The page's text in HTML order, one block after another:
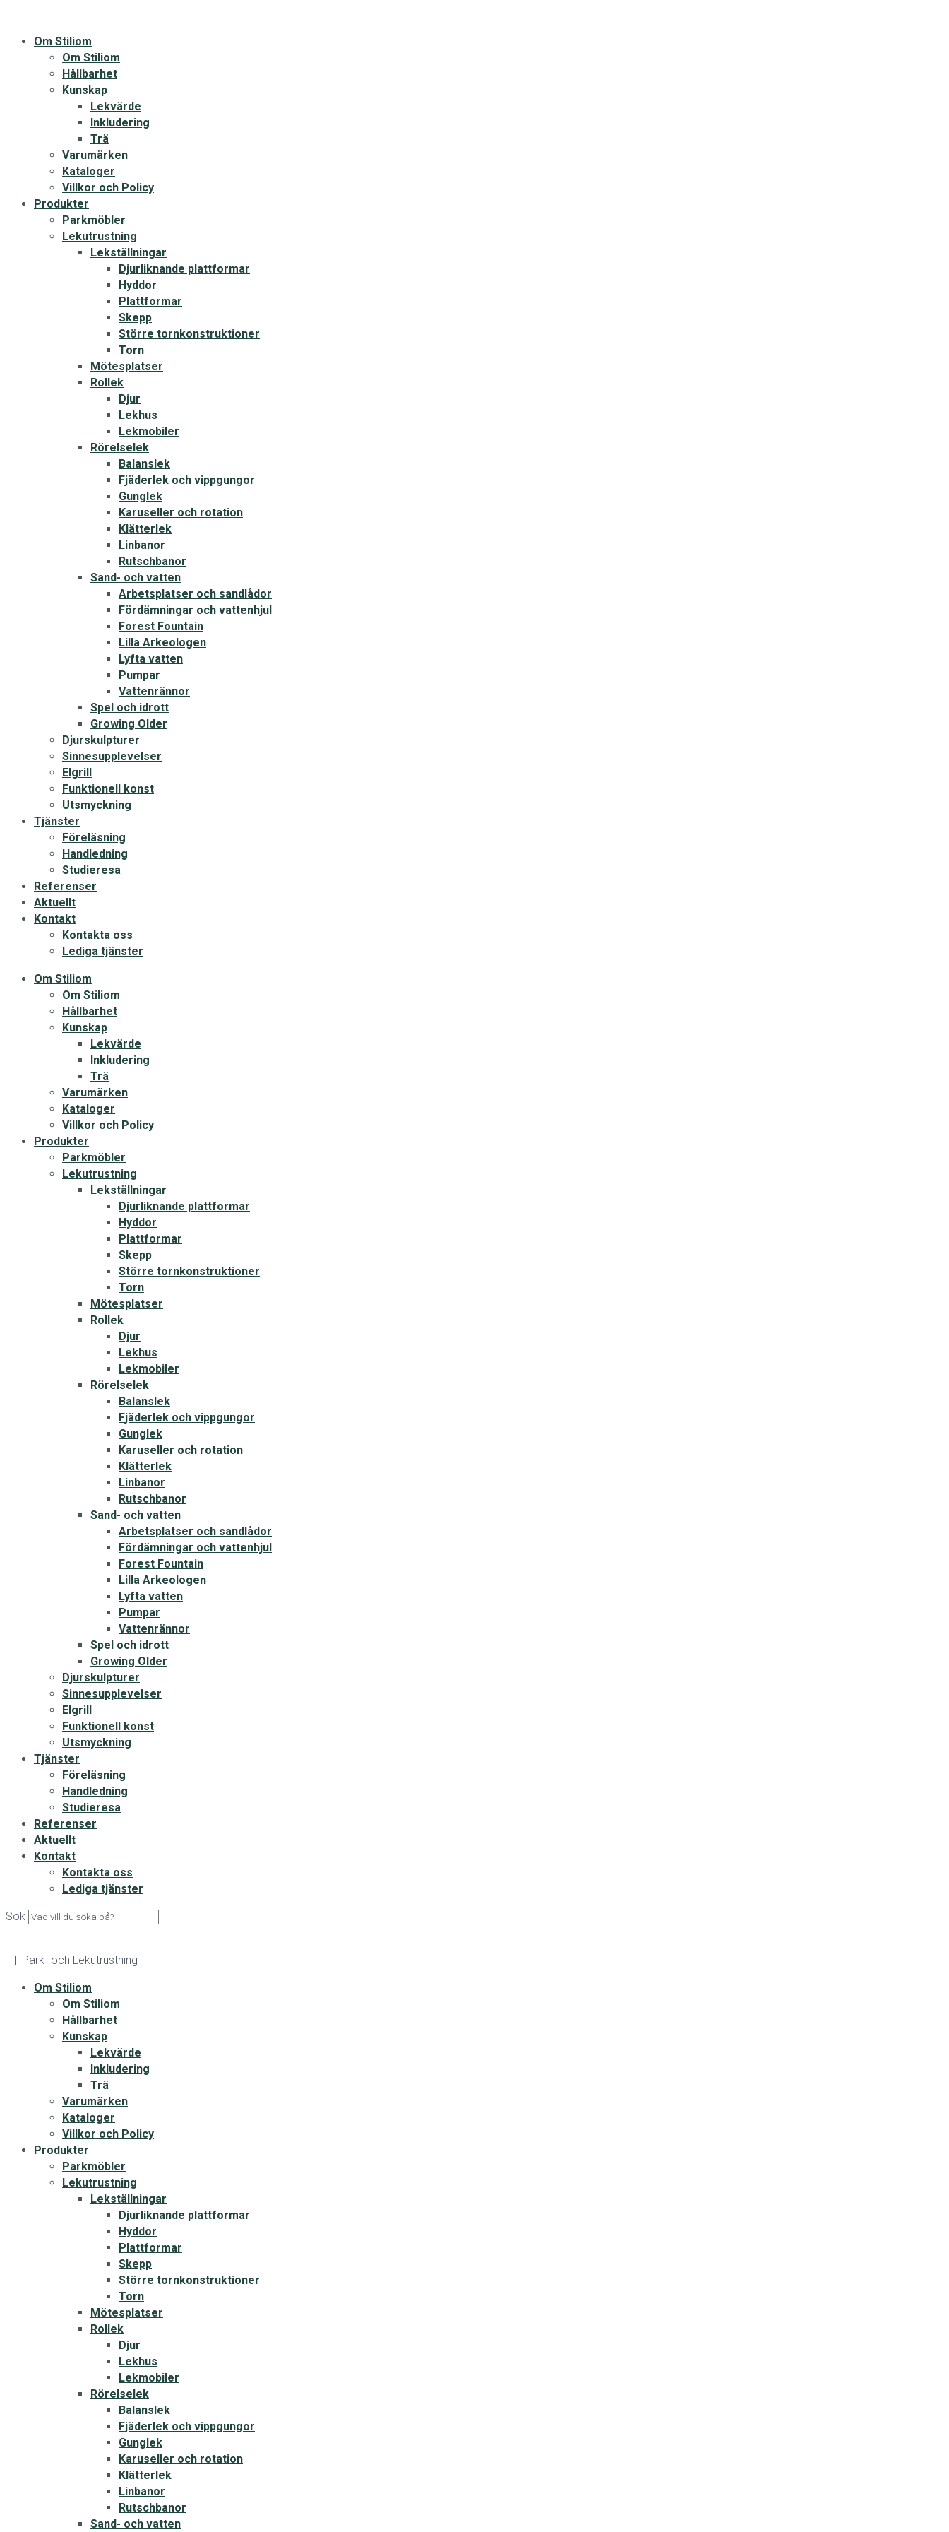
Om Stiliom
Om Stiliom
Hållbarhet
Kunskap
Lekvärde
Inkludering
Trä
Varumärken
Kataloger
Villkor och Policy
Produkter
Parkmöbler
Lekutrustning
Lekställningar
Djurliknande plattformar
Hyddor
Plattformar
Skepp
Större tornkonstruktioner
Torn
Mötesplatser
Rollek
Djur
Lekhus
Lekmobiler
Rörelselek
Balanslek
Fjäderlek och vippgungor
Gunglek
Karuseller och rotation
Klätterlek
Linbanor
Rutschbanor
Sand- och vatten
Arbetsplatser och sandlådor
Fördämningar och vattenhjul
Forest Fountain
Lilla Arkeologen
Lyfta vatten
Pumpar
Vattenrännor
Spel och idrott
Growing Older
Djurskulpturer
Sinnesupplevelser
Elgrill
Funktionell konst
Utsmyckning
Tjänster
Föreläsning
Handledning
Studieresa
Referenser
Aktuellt
Kontakt
Kontakta oss
Lediga tjänster
Om Stiliom
Om Stiliom
Hållbarhet
Kunskap
Lekvärde
Inkludering
Trä
Varumärken
Kataloger
Villkor och Policy
Produkter
Parkmöbler
Lekutrustning
Lekställningar
Djurliknande plattformar
Hyddor
Plattformar
Skepp
Större tornkonstruktioner
Torn
Mötesplatser
Rollek
Djur
Lekhus
Lekmobiler
Rörelselek
Balanslek
Fjäderlek och vippgungor
Gunglek
Karuseller och rotation
Klätterlek
Linbanor
Rutschbanor
Sand- och vatten
Arbetsplatser och sandlådor
Fördämningar och vattenhjul
Forest Fountain
Lilla Arkeologen
Lyfta vatten
Pumpar
Vattenrännor
Spel och idrott
Growing Older
Djurskulpturer
Sinnesupplevelser
Elgrill
Funktionell konst
Utsmyckning
Tjänster
Föreläsning
Handledning
Studieresa
Referenser
Aktuellt
Kontakt
Kontakta oss
Lediga tjänster
Sök
| Park- och Lekutrustning
Om Stiliom
Om Stiliom
Hållbarhet
Kunskap
Lekvärde
Inkludering
Trä
Varumärken
Kataloger
Villkor och Policy
Produkter
Parkmöbler
Lekutrustning
Lekställningar
Djurliknande plattformar
Hyddor
Plattformar
Skepp
Större tornkonstruktioner
Torn
Mötesplatser
Rollek
Djur
Lekhus
Lekmobiler
Rörelselek
Balanslek
Fjäderlek och vippgungor
Gunglek
Karuseller och rotation
Klätterlek
Linbanor
Rutschbanor
Sand- och vatten